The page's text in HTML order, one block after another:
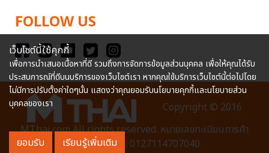
FOLLOW US
Copyright © 2016
MThai.com All rights reserved. หมายเลขทะเบียนการค้า
อิเล็กทรอนิกส์ : 0127114707040
เว็บไซต์นี้ใช้คุกกี้
เพื่อการนำเสนอเนื้อหาที่ดี รวมถึงการจัดการข้อมูลส่วนบุคคล เพื่อให้คุณได้รับ
ประสบการณ์ที่ดีบนบริการของเว็บไซต์เรา หากคุณใช้บริการเว็บไซต์นี้ต่อไปโดย
ไม่มีการปรับตั้งค่าใดๆนั้น แสดงว่าคุณยอมรับนโยบายคุกกี้และนโยบายส่วน
บุคคลของเรา
ยอมรับ เรียนรู้เพิ่มเติม